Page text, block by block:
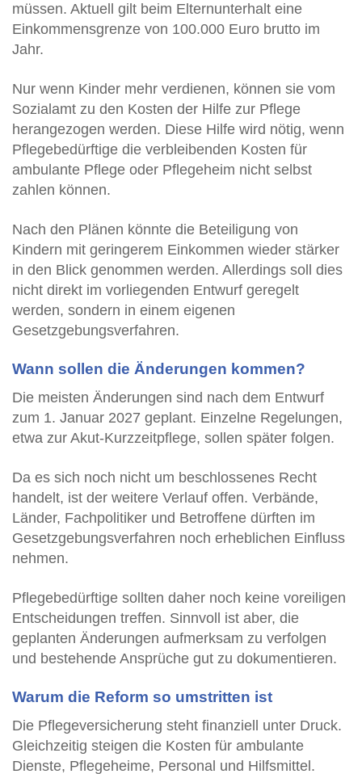
müssen. Aktuell gilt beim Elternunterhalt eine
Einkommensgrenze von 100.000 Euro brutto im
Jahr.
Nur wenn Kinder mehr verdienen, können sie vom
Sozialamt zu den Kosten der Hilfe zur Pflege
herangezogen werden. Diese Hilfe wird nötig, wenn
Pflegebedürftige die verbleibenden Kosten für
ambulante Pflege oder Pflegeheim nicht selbst
zahlen können.
Nach den Plänen könnte die Beteiligung von
Kindern mit geringerem Einkommen wieder stärker
in den Blick genommen werden. Allerdings soll dies
nicht direkt im vorliegenden Entwurf geregelt
werden, sondern in einem eigenen
Gesetzgebungsverfahren.
Wann sollen die Änderungen kommen?
Die meisten Änderungen sind nach dem Entwurf
zum 1. Januar 2027 geplant. Einzelne Regelungen,
etwa zur Akut-Kurzzeitpflege, sollen später folgen.
Da es sich noch nicht um beschlossenes Recht
handelt, ist der weitere Verlauf offen. Verbände,
Länder, Fachpolitiker und Betroffene dürften im
Gesetzgebungsverfahren noch erheblichen Einfluss
nehmen.
Pflegebedürftige sollten daher noch keine voreiligen
Entscheidungen treffen. Sinnvoll ist aber, die
geplanten Änderungen aufmerksam zu verfolgen
und bestehende Ansprüche gut zu dokumentieren.
Warum die Reform so umstritten ist
Die Pflegeversicherung steht finanziell unter Druck.
Gleichzeitig steigen die Kosten für ambulante
Dienste, Pflegeheime, Personal und Hilfsmittel.